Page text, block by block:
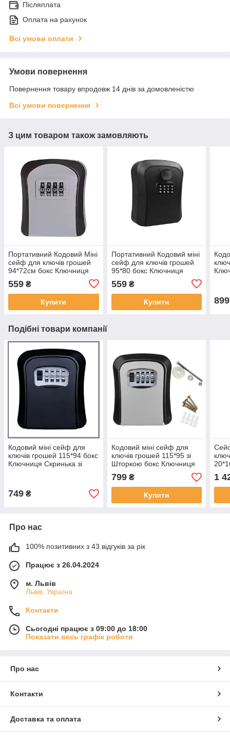
Післяплата
Оплата на рахунок
Всі умови оплати
Умови повернення
Повернення товару впродовж 14 днів за домовленістю
Всі умови повернення
З цим товаром також замовляють
Портативний Кодовий Міні
сейф для ключів грошей
94*72см бокс Ключниця
замком чорний на код
559 ₴
Купити
Портативний Кодовий міні
сейф для ключів грошей
95*80 бокс Ключниця
замком чорний на код
559₴
Купити 899
Подібні товари компанії
Кодовий міні сейф для
ключів грошей 115*94 бокс
Ключниця Скринька зі
749 ₴
Кодовий міні сейф для
ключів грошей 115*95 зі
Шторкою бокс Ключниця
Скринька з кодовим
замком на код Сіра
799₴
Купити
на
1
Про нас
100% позитивних з 43 відгуків за рік
Працює з 26.04.2024
м. Львів
Львів, Україна
Контакти
Сьогодні працює з 09:00 до 18:00
Показати весь графік роботи
Про нас
Контакти
Доставка та оплата